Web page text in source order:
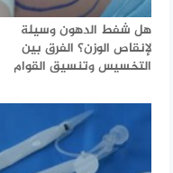
هل شفط الدهون وسيلة
لإنقاص الوزن؟ الفرق بين
التخسيس وتنسيق القوام